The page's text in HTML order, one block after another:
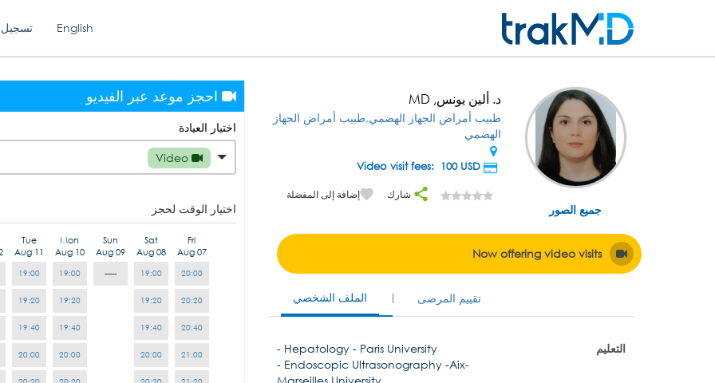
English
جميع الصور
د. ألين يونس, MD
طبيب أمراض الجهاز الهضمي,طبيب أمراض الجهاز
الهضمي
Video visit fees: 100
USD
شارك إضافة إلى المفضلة
Now offering video visits
الملف الشخصي تقييم المرضى
التعليم
- Hepatology - Paris University
- Endoscopic Ultrasonography -Aix-
Marseilles University
احجز موعد عبر الفيديو
اختيار العيادة
Video
اختيار الوقت لحجز
Fri
Aug 07
20:00
20:20
20:40
21:00
Sat
Aug 08
19:00
19:20
19:40
20:00
Sun
Aug 09
-----
Mon
Aug 10
19:00
19:20
19:40
20:00
Tue
Aug 11
19:00
19:20
19:40
20:00